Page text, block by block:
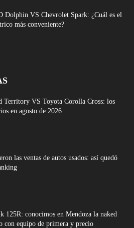
Dolphin VS Chevrolet Spark: ¿Cuál es el
más conveniente?
Territory VS Toyota Corolla Cross: los
en agosto de 2026
las ventas de autos usados: así quedó
125R: conocimos en Mendoza la naked
con equipo de primera y precio